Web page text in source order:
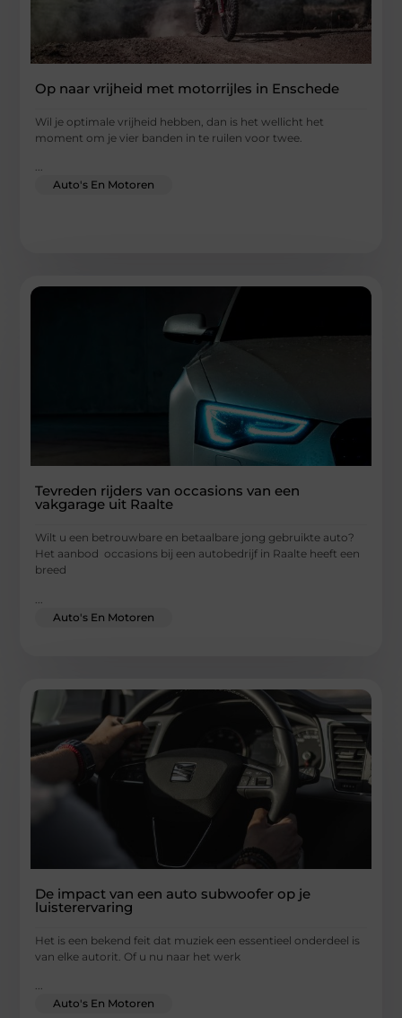
Op naar vrijheid met motorrijles in Enschede
Wil je optimale vrijheid hebben, dan is het wellicht het
moment om je vier banden in te ruilen voor twee.
...
Auto's En Motoren
Tevreden rijders van occasions van een
vakgarage uit Raalte
Wilt u een betrouwbare en betaalbare jong gebruikte auto?
Het aanbod occasions bij een autobedrijf in Raalte heeft een
breed
Auto's En Motoren
De impact van een auto subwoofer op je
luisterervaring
Het is een bekend feit dat muziek een essentieel onderdeel is
van elke autorit. Of u nu naar het werk
...
Auto's En Motoren